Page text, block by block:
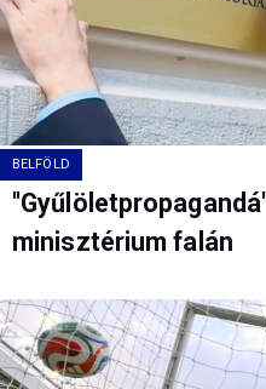
BELFÖLD
minisztérium falán